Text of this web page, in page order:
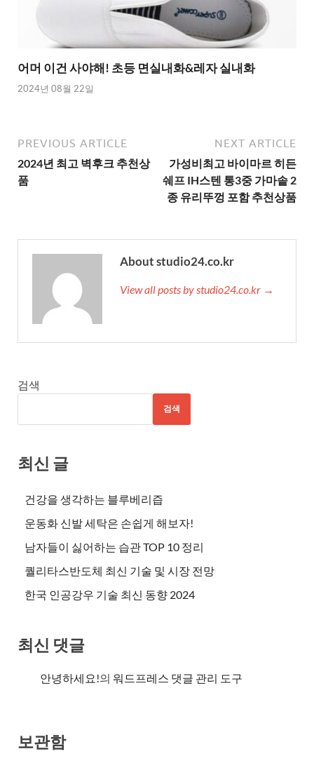
어머 이건 사야해! 초등 면실내화&레자 실내화
2024년 08월 22일
PREVIOUS ARTICLE
2024년 최고 벽후크 추천상
품
NEXT ARTICLE
가성비최고 바이마르 히든
쉐프 IH스텐 통3중 가마솥 2
종 유리뚜껑 포함 추천상품
About studio24.co.kr
View all posts by studio24.co.kr →
검색
검색
최신 글
건강을 생각하는 블루베리즙
운동화 신발 세탁은 손쉽게 해보자!
남자들이 싫어하는 습관 TOP 10 정리
퀄리타스반도체 최신 기술 및 시장 전망
한국 인공강우 기술 최신 동향 2024
최신 댓글
안녕하세요!의 워드프레스 댓글 관리 도구
보관함